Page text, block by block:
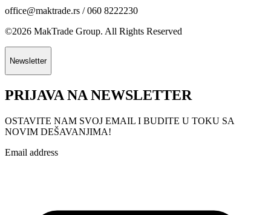
office@maktrade.rs / 060 8222230
©2026 MakTrade Group. All Rights Reserved
Newsletter
PRIJAVA NA NEWSLETTER
OSTAVITE NAM SVOJ EMAIL I BUDITE U TOKU SA
NOVIM DEŠAVANJIMA!
Email address